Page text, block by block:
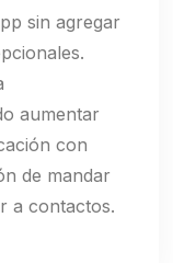
sin agregar
aumentar
con
de mandar
a contactos.